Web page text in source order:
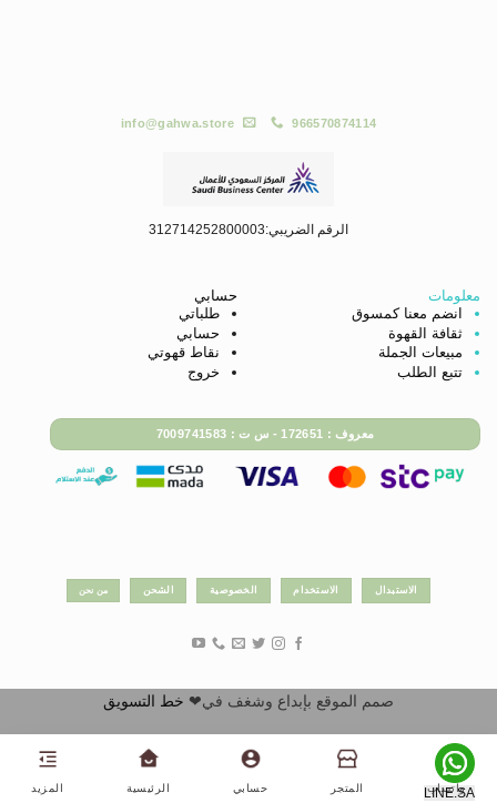
LINE.SA
966570874114
info@gahwa.store
الرقم الضريبي:312714252800003
معلومات
انضم معنا كمسوق
ثقافة القهوة
مبيعات الجملة
تتبع الطلب
حسابي
طلباتي
حسابي
نقاط قهوتي
خروج
معروف : 172651 - س ت : 7009741583
الاستبدال الاستخدام الخصوصية الشحن من نحن
صمم الموقع بإبداع وشغف في❤ خط التسويق
واتساب المتجر حسابي الرئيسية المزيد